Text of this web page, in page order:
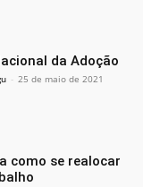
da Adoção
- 25 de maio de 2021
como se realocar